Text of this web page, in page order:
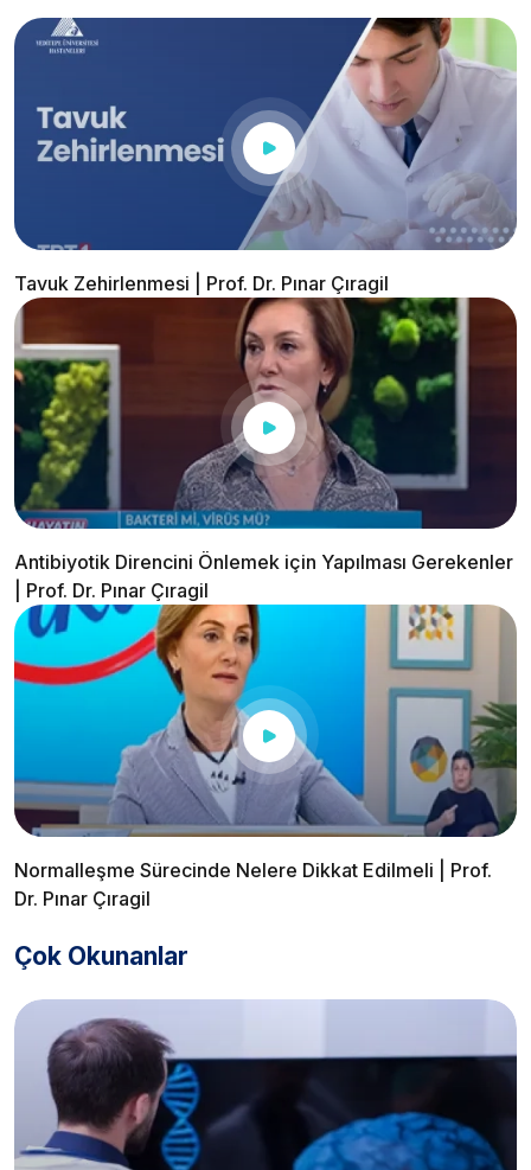
Tavuk Zehirlenmesi | Prof. Dr. Pınar Çıragil
Antibiyotik Direncini Önlemek için Yapılması Gerekenler
| Prof. Dr. Pınar Çıragil
Normalleşme Sürecinde Nelere Dikkat Edilmeli | Prof.
Dr. Pınar Çıragil
Çok Okunanlar